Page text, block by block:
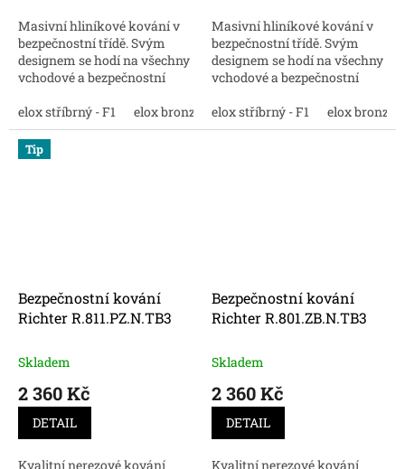
Masivní hliníkové kování v
bezpečnostní třídě. Svým
designem se hodí na všechny
vchodové a bezpečnostní
bezpečnostní kování
Richter R.104.PZ .TB3
elox stříbrný - F1 elox bronz - F4 elox nerez - F9
Masivní hliníkové kování v
bezpečnostní třídě. Svým
designem se hodí na všechny
vchodové a bezpečnostní
bezpečnostní kování
Richter R.104.ZA .TB3
elox stříbrný - F1 elox bronz -
Tip
Bezpečnostní kování
Richter R.811.PZ.N.TB3
Skladem
2 360 Kč
DETAIL
Kvalitní nerezové kování
Bezpečnostní kování
Richter R.801.ZB.N.TB3
Skladem
2 360 Kč
DETAIL
Kvalitní nerezové kování